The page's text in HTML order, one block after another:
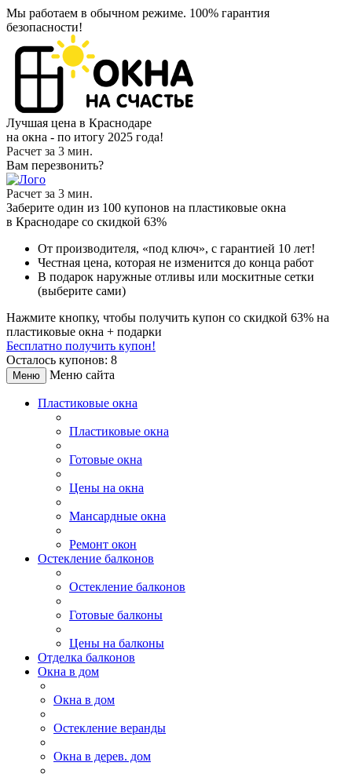
Мы работаем в обычном режиме. 100% гарантия
безопасности!
Лучшая цена в Краснодаре
на окна - по итогу 2025 года!
Расчет за 3 мин.
Вам перезвонить?
Расчет за 3 мин.
Заберите один из 100 купонов на пластиковые окна
в Краснодаре со скидкой 63%
От производителя, «под ключ», с гарантией 10 лет!
Честная цена, которая не изменится до конца работ
В подарок наружные отливы или москитные сетки
(выберите сами)
Нажмите кнопку, чтобы получить купон со скидкой 63% на
пластиковые окна + подарки
Бесплатно получить купон!
Осталось купонов: 8
Меню Меню сайта
Пластиковые окна
Пластиковые окна
Готовые окна
Цены на окна
Мансардные окна
Ремонт окон
Остекление балконов
Остекление балконов
Готовые балконы
Цены на балконы
Отделка балконов
Окна в дом
Окна в дом
Остекление веранды
Окна в дерев. дом